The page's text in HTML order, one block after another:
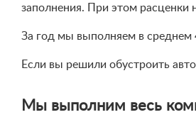
заполнения. При этом расценки
За год мы выполняем в среднем
Если вы решили обустроить
Мы выполним весь